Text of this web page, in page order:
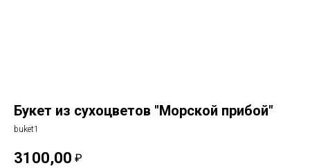
Букет из сухоцветов "Морской прибой"
buket1
3100,00 ₽